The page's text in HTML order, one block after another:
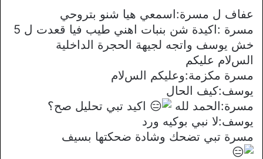
عفاف ل مسرة:اسمعي هيا شنو بتروحي
مسرة :اكيدة شن بنبات اهني طيب فيا قعدت ل 5
خش يوسف واتجه لجيهة الحجرة الداخلية
السﻻم عليكم
مسرة مكزمة:وعليكم السﻻم
يوسف:كيف الحال
مسرة:الحمد لله
اكيد تبي تحليل صح؟
يوسف:ﻻ نبي بوكيه ورد
مسرة تبي تضحك وشادة ضحكتها بسيف